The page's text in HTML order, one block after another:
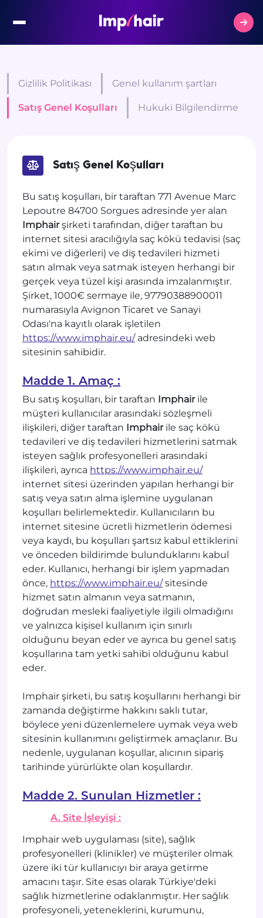
Gizlilik Politikası Genel kullanım şartları
Satış Genel Koşulları Hukuki Bilgilendirme
Satış Genel Koşulları
Bu satış koşulları, bir taraftan 771 Avenue Marc
Lepoutre 84700 Sorgues adresinde yer alan
Imphairşirketi tarafından, diğer taraftan bu
internet sitesi aracılığıyla saç kökü tedavisi (saç
ekimi ve diğerleri) ve diş tedavileri hizmeti
satın almak veya satmak isteyen herhangi bir
gerçek veya tüzel kişi arasında imzalanmıştır.
Şirket, 1000€ sermaye ile, 97790388900011
numarasıyla Avignon Ticaret ve Sanayi
Odası'na kayıtlı olarak işletilen
https://www.imphair.eu/adresindeki web
sitesinin sahibidir.
Madde 1. Amaç :
Bu satış koşulları, bir taraftan Imphairile
müşteri kullanıcılar arasındaki sözleşmeli
ilişkileri, diğer taraftan Imphairile saç kökü
tedavileri ve diş tedavileri hizmetlerini satmak
isteyen sağlık profesyonelleri arasındaki
ilişkileri, ayrıca https://www.imphair.eu/
internet sitesi üzerinden yapılan herhangi bir
satış veya satın alma işlemine uygulanan
koşulları belirlemektedir. Kullanıcıların bu
internet sitesine ücretli hizmetlerin ödemesi
veya kaydı, bu koşulları şartsız kabul ettiklerini
ve önceden bildirimde bulunduklarını kabul
eder. Kullanıcı, herhangi bir işlem yapmadan
önce, https://www.imphair.eu/sitesinde
hizmet satın almanın veya satmanın,
doğrudan mesleki faaliyetiyle ilgili olmadığını
ve yalnızca kişisel kullanım için sınırlı
olduğunu beyan eder ve ayrıca bu genel satış
koşullarına tam yetki sahibi olduğunu kabul
eder.
Imphair şirketi, bu satış koşullarını herhangi bir
zamanda değiştirme hakkını saklı tutar,
böylece yeni düzenlemelere uymak veya web
sitesinin kullanımını geliştirmek amaçlanır. Bu
nedenle, uygulanan koşullar, alıcının sipariş
tarihinde yürürlükte olan koşullardır.
Madde 2. Sunulan Hizmetler :
A. Site İşleyişi :
Imphair web uygulaması (site), sağlık
profesyonelleri (klinikler) ve müşteriler olmak
üzere iki tür kullanıcıyı bir araya getirme
amacını taşır. Site esas olarak Türkiye'deki
sağlık hizmetlerine odaklanmıştır. Her sağlık
profesyoneli, yeteneklerini, kurumunu,